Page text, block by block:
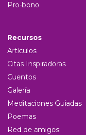
Pro-bono
Recursos
Artículos
Citas Inspiradoras
Cuentos
Galería
Meditaciones Guiadas
Poemas
Red de amigos